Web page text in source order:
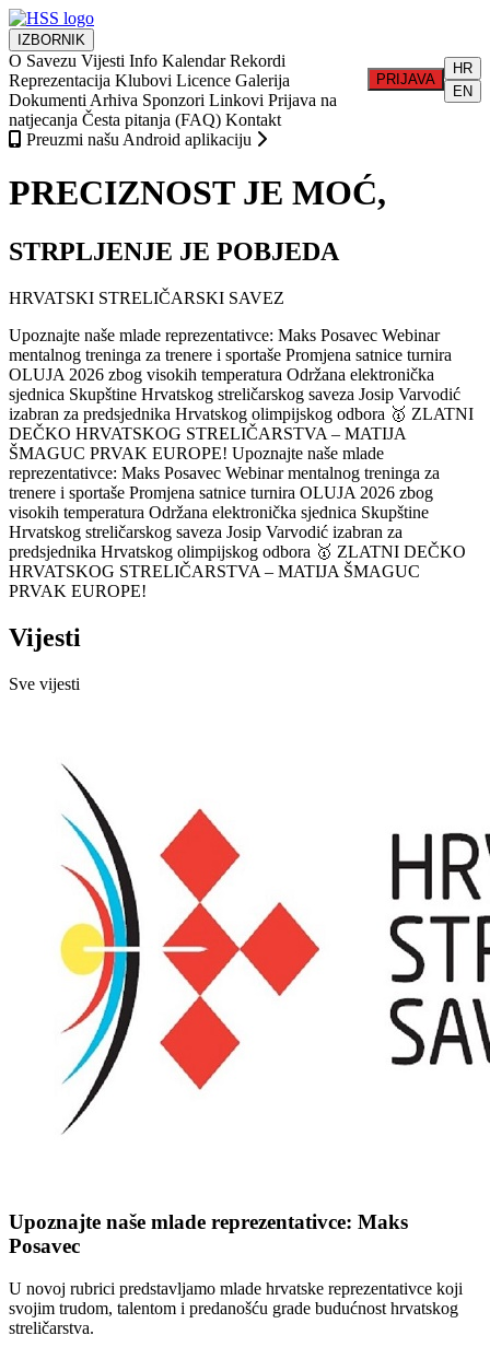
IZBORNIK
O Savezu Vijesti Info Kalendar Rekordi
Reprezentacija Klubovi Licence Galerija
Dokumenti Arhiva Sponzori Linkovi Prijava na
natjecanja Česta pitanja (FAQ) Kontakt
PRIJAVA
HR
EN
Preuzmi našu Android aplikaciju
PRECIZNOST JE MOĆ,
STRPLJENJE JE POBJEDA
HRVATSKI STRELIČARSKI SAVEZ
Upoznajte naše mlade reprezentativce: Maks Posavec Webinar
mentalnog treninga za trenere i sportaše Promjena satnice turnira
OLUJA 2026 zbog visokih temperatura Održana elektronička
sjednica Skupštine Hrvatskog streličarskog saveza Josip Varvodić
izabran za predsjednika Hrvatskog olimpijskog odbora 🥇 ZLATNI
DEČKO HRVATSKOG STRELIČARSTVA – MATIJA
ŠMAGUC PRVAK EUROPE! Upoznajte naše mlade
reprezentativce: Maks Posavec Webinar mentalnog treninga za
trenere i sportaše Promjena satnice turnira OLUJA 2026 zbog
visokih temperatura Održana elektronička sjednica Skupštine
Hrvatskog streličarskog saveza Josip Varvodić izabran za
predsjednika Hrvatskog olimpijskog odbora 🥇 ZLATNI DEČKO
HRVATSKOG STRELIČARSTVA – MATIJA ŠMAGUC
PRVAK EUROPE!
Vijesti
Sve vijesti
Upoznajte naše mlade reprezentativce: Maks
Posavec
U novoj rubrici predstavljamo mlade hrvatske reprezentativce koji
svojim trudom, talentom i predanošću grade budućnost hrvatskog
streličarstva.